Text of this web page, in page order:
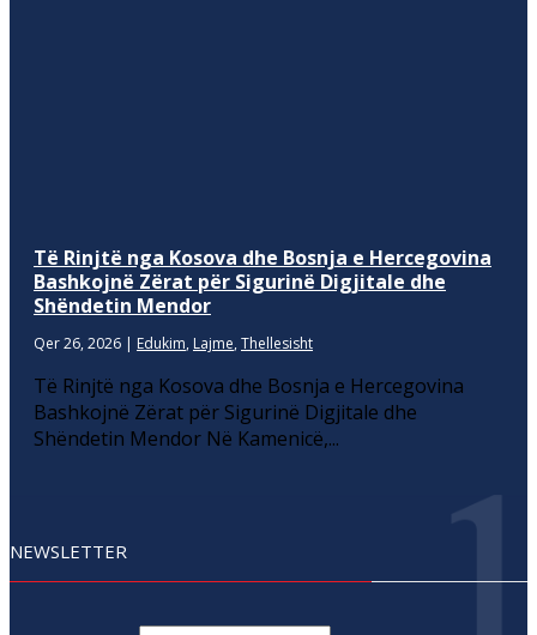
Të Rinjtë nga Kosova dhe Bosnja e Hercegovina
Bashkojnë Zërat për Sigurinë Digjitale dhe
Shëndetin Mendor
Qer 26, 2026 | Edukim, Lajme, Thellesisht
Të Rinjtë nga Kosova dhe Bosnja e Hercegovina
Bashkojnë Zërat për Sigurinë Digjitale dhe
Shëndetin Mendor Në Kamenicë,...
NEWSLETTER